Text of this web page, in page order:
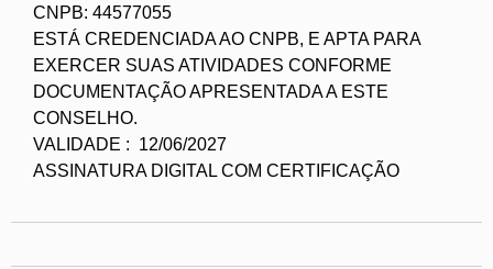
CNPB: 44577055
ESTÁ CREDENCIADA AO CNPB, E APTA PARA
EXERCER SUAS ATIVIDADES CONFORME
DOCUMENTAÇÃO APRESENTADA A ESTE
CONSELHO.
VALIDADE : 12/06/2027
ASSINATURA DIGITAL COM CERTIFICAÇÃO